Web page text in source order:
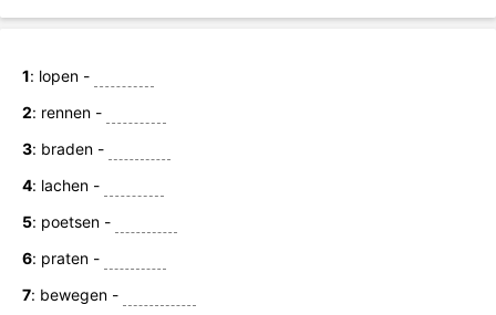
deaangepaste stam ofwel de ik-vorm.
naar:werkwoordspelling tegenwoordige tijd
vorm.
1: lopen -
2: rennen -
3: braden -
4: lachen -
5: poetsen -
6: praten -
7: bewegen -